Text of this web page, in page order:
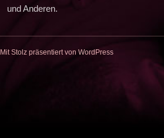
und Anderen.
Mit Stolz präsentiert von WordPress